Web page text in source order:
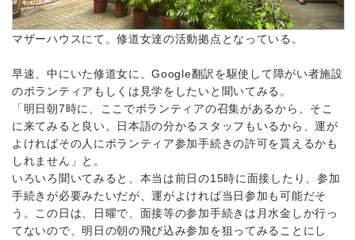
マザーハウスにて。修道女達の活動拠点となっている。
早速、中にいた修道女に、Google翻訳を駆使して障がい者施設
のボランティアもしくは見学をしたいと聞いてみる。
「明日朝7時に、ここでボランティアの召集があるから、そこ
に来てみると良い。日本語の分かるスタッフもいるから、運が
よければその人にボランティア参加手続きの許可を貰えるかも
しれません」と。
いろいろ聞いてみると、本当は前日の15時に面接したり、参加
手続きが必要みたいだが、運がよければ当日参加も可能だそ
う。この日は、日曜で、面接等の参加手続きは月水金しか行っ
てないので、明日の朝の飛び込み参加を狙ってみることにし